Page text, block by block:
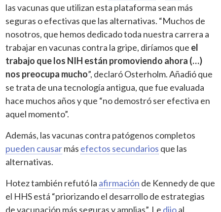
las vacunas que utilizan esta plataforma sean más
seguras o efectivas que las alternativas. “Muchos de
nosotros, que hemos dedicado toda nuestra carrera a
trabajar en vacunas contra la gripe, diríamos que el
trabajo que los NIH están promoviendo ahora (…)
nos preocupa mucho”, declaró Osterholm. Añadió que
se trata de una tecnología antigua, que fue evaluada
hace muchos años y que “no demostró ser efectiva en
aquel momento”.
Además, las vacunas contra patógenos completos
pueden causarmás efectos secundarios que las
alternativas.
Hotez también refutó la afirmación de Kennedy de que
el HHS está “priorizando el desarrollo de estrategias
de vacunación más seguras y amplias”. Le dijoal